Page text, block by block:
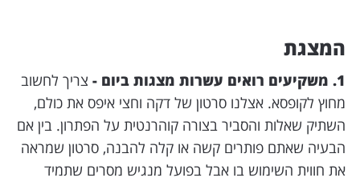
המצגת
1. משקיעים רואים עשרות מצגות ביום -
צריך לחשוב
מחוץ לקופסא. אצלנו סרטון של דקה וחצי איפס את כולם,
השתיק שאלות והסביר בצורה קוהרנטית על הפתרון. בין אם
הבעיה שאתם פותרים קשה או קלה להבנה, סרטון שמראה
את חווית השימוש בו אבל בפועל מנגיש מסרים שתמיד